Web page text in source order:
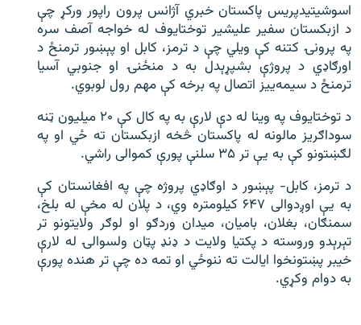
اسوشیتیدپریس پاکستان خبري آژانس پرون راپور ورکړ چې
د ازبکستان سفیر علیشیر توختایوف له خواجه آصف سره
په پرونۍ کتنه کې ویلي چې د ترمز، کابل او پېښور ترمنځ د
اورګاډي د پروژې بشپړېدل به د منځنۍ او جنوبي آسیا
ترمنځ د سیمه‌ییز اتصال په برخه کې مهم رول لوبوي.
د توختایوف په وینا له دې لارې به په کال کې ۲۰ میلیون ټنه
سوداګریز مالونه له پاکستان څخه ازبکستان ته ځي او په
لګښتونو کې به یې تر ۳۵ سلنې پورې کموالی راشي.
د ترمز، کابل- پېښور د اوګاډي پروژه چې په افغانستان کې
به یې اوږدوالی ۶۴۷ کیلومتره وي، د پلان له مخې له بلخ،
سمنګان، بغلان، بامیان، میدان وردګو او لوګر ولایتونو تر
تېرېدو وروسته د پکتیا ولایت د ډنډ پټان ولسوالۍ له لارې
خیبر پښتونخوا ایالت ته ننوځي او تمه ده چې تر هنده پورې
به دوام وکړي.